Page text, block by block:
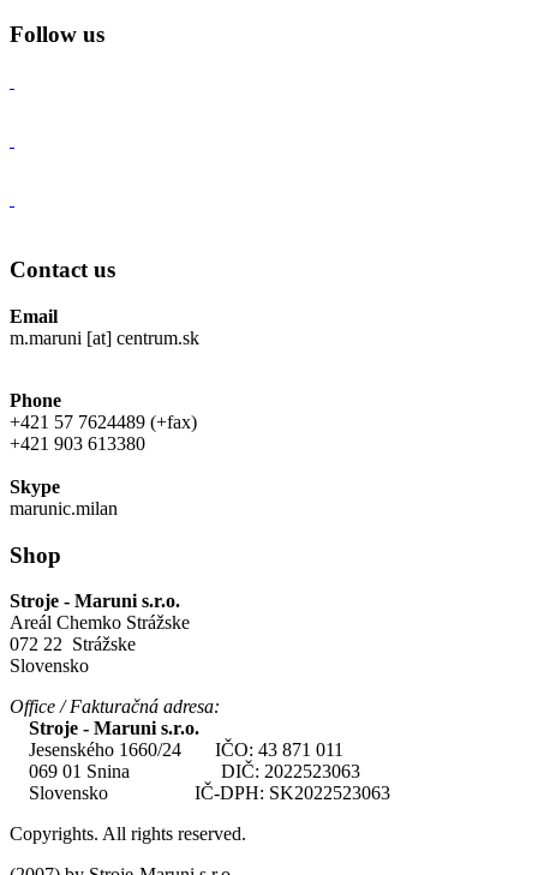
Follow us
Contact us
Email
m.maruni [at] centrum.sk
Phone
+421 57 7624489 (+fax)
+421 903 613380
Skype
marunic.milan
Shop
Stroje - Maruni s.r.o.
Areál Chemko Strážske
072 22 Strážske
Slovensko
Office / Fakturačná adresa:
Stroje - Maruni s.r.o.
Jesenského 1660/24 IČO: 43 871 011
069 01 Snina DIČ: 2022523063
Slovensko IČ-DPH: SK2022523063
Copyrights. All rights reserved.